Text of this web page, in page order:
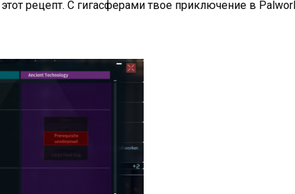
рецепт. С гигасферами твое приключение в